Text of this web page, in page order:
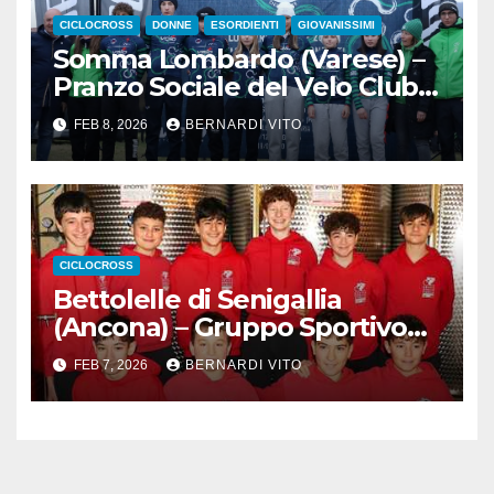
CICLOCROSS DONNE ESORDIENTI GIOVANISSIMI
Somma Lombardo (Varese) –
Pranzo Sociale del Velo Club
Sommese
FEB 8, 2026 BERNARDI VITO
CICLOCROSS
Bettolelle di Senigallia
(Ancona) – Gruppo Sportivo
Pianello : Ciclocross in Festa
FEB 7, 2026 BERNARDI VITO